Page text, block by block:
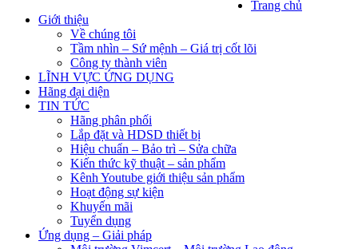
Trang chủ
Giới thiệu
Về chúng tôi
Tầm nhìn – Sứ mệnh – Giá trị cốt lõi
Công ty thành viên
LĨNH VỰC ỨNG DỤNG
Hãng đại diện
TIN TỨC
Hãng phân phối
Lắp đặt và HDSD thiết bị
Hiệu chuẩn – Bảo trì – Sửa chữa
Kiến thức kỹ thuật – sản phẩm
Kênh Youtube giới thiệu sản phẩm
Hoạt động sự kiện
Khuyến mãi
Tuyển dụng
Ứng dụng – Giải pháp